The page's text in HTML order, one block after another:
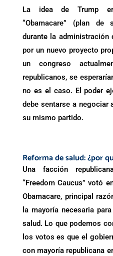
La idea de Trump
“Obamacare” (plan de
durante la administración
por un nuevo proyecto
un congreso
republicanos, se
no es el caso. El poder
debe sentarse a negociar
su mismo partido.
Reforma de salud: ¿por
Una facción
“Freedom Caucus” votó
Obamacare, principal
la mayoría necesaria
salud. Lo que podemos
los votos es que el
con mayoría republicana